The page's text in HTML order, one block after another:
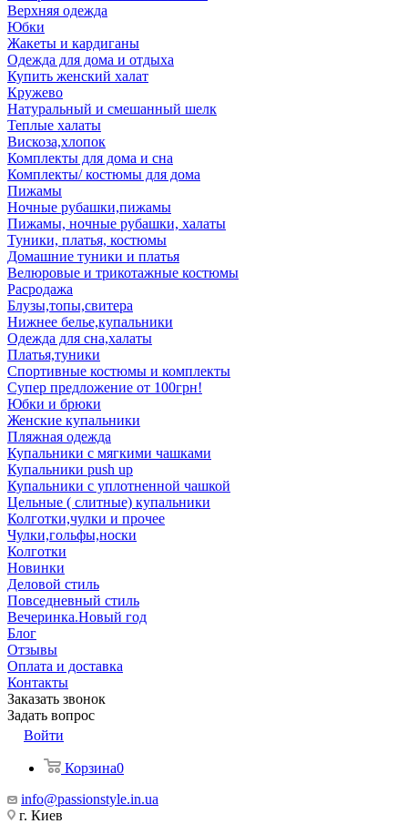
Верхняя одежда
Юбки
Жакеты и кардиганы
Одежда для дома и отдыха
Купить женский халат
Кружево
Натуральный и смешанный шелк
Теплые халаты
Вискоза,хлопок
Комплекты для дома и сна
Комплекты/ костюмы для дома
Пижамы
Ночные рубашки,пижамы
Пижамы, ночные рубашки, халаты
Туники, платья, костюмы
Домашние туники и платья
Велюровые и трикотажные костюмы
Расродажа
Блузы,топы,свитера
Нижнее белье,купальники
Одежда для сна,халаты
Платья,туники
Спортивные костюмы и комплекты
Супер предложение от 100грн!
Юбки и брюки
Женские купальники
Пляжная одежда
Купальники с мягкими чашками
Купальники push up
Купальники с уплотненной чашкой
Цельные ( слитные) купальники
Колготки,чулки и прочее
Чулки,гольфы,носки
Колготки
Новинки
Деловой стиль
Повседневный стиль
Вечеринка.Новый год
Блог
Отзывы
Оплата и доставка
Контакты
Заказать звонок
Задать вопрос
Войти
Корзина0
info@passionstyle.in.ua
г. Киев